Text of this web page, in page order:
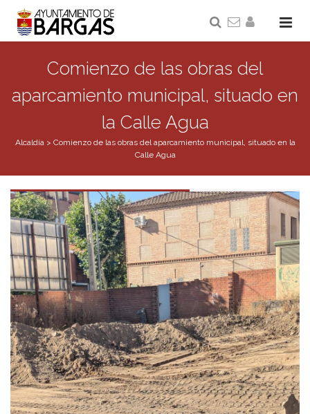
Comienzo de las obras del
aparcamiento municipal, situado en
la Calle Agua
Alcaldía> Comienzo de las obras del aparcamiento municipal, situado en la
Calle Agua